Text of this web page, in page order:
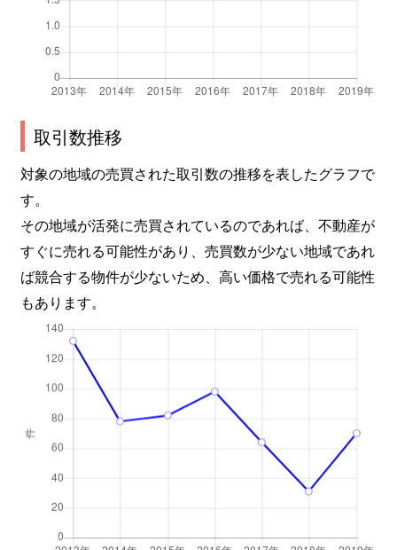
取引数推移
対象の地域の売買された取引数の推移を表したグラフで
す。
その地域が活発に売買されているのであれば、不動産が
すぐに売れる可能性があり、売買数が少ない地域であれ
ば競合する物件が少ないため、高い価格で売れる可能性
もあります。